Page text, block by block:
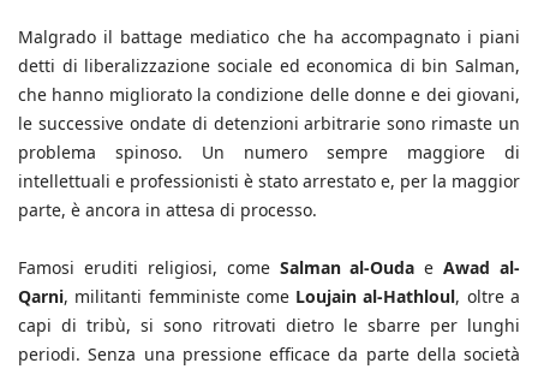
Malgrado il battage mediatico che ha accompagnato i piani
detti di liberalizzazione sociale ed economica di bin Salman,
che hanno migliorato la condizione delle donne e dei giovani,
le successive ondate di detenzioni arbitrarie sono rimaste un
problema spinoso. Un numero sempre maggiore di
intellettuali e professionisti è stato arrestato e, per la maggior
parte, è ancora in attesa di processo.
Famosi eruditi religiosi, come Salman al-Ouda eAwad al-
Qarni, militanti femministe come Loujain al-Hathloul, oltre a
capi di tribù, si sono ritrovati dietro le sbarre per lunghi
periodi. Senza una pressione efficace da parte della società